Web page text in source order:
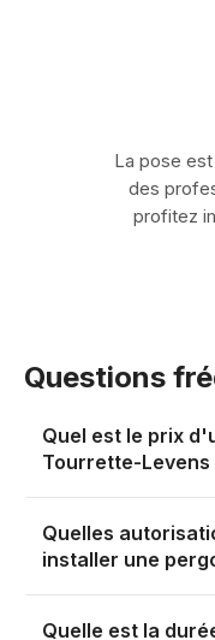
La pose est
des
profitez
Questions
Quel est le prix
Tourrette-Levens
se situe entre 400 €
Ce tarif dépend de
structure (adossée
et des options
Quelles
installer une
Quelle est la